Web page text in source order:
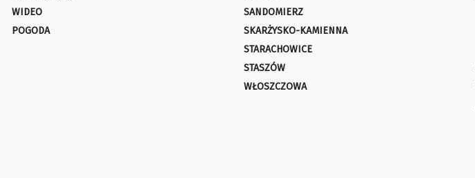
WIDEO
POGODA
SANDOMIERZ
SKARŻYSKO-KAMIENNA
STARACHOWICE
STASZÓW
WŁOSZCZOWA